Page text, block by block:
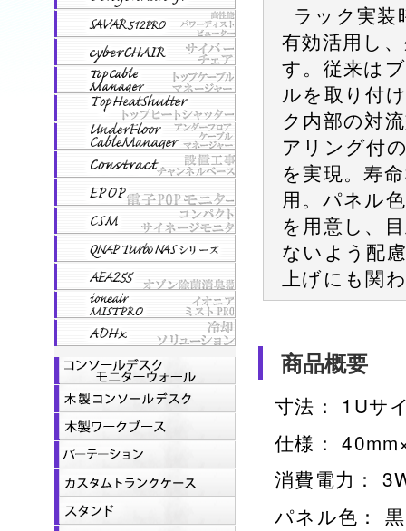
ラック実装
有効活用し
す。従来は
ルを取り付
ク内部の対
アリング付
を実現。寿
用。パネル
を用意し、
ないよう配
上げにも関
商品概要
寸法： 1Uサ
仕様：
消費電力：
パネル色：